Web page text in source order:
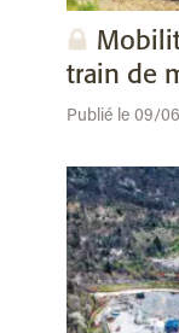
train de
Publié le 09/